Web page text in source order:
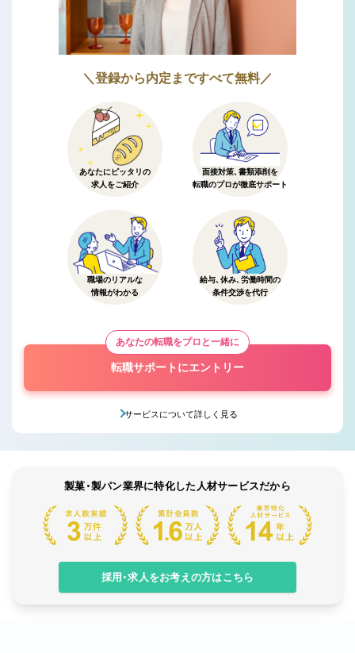
＼登録から内定まですべて無料／
あなたにピッタリの
求人をご紹介
面接対策、書類添削を
転職のプロが徹底サポート
職場のリアルな
情報がわかる
給与、休み、労働時間の
条件交渉を代行
あなたの転職をプロと一緒に
転職サポートにエントリー
サービスについて詳しく見る
製菓・製パン業界に特化した人材サービスだから
採用・求人をお考えの方はこちら